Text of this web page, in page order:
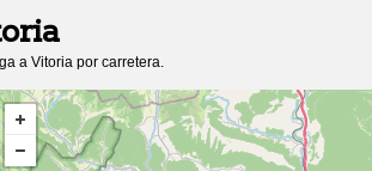
a Vitoria por carretera.